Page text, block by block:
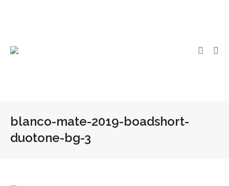
blanco-mate-2019-boadshort-
duotone-bg-3